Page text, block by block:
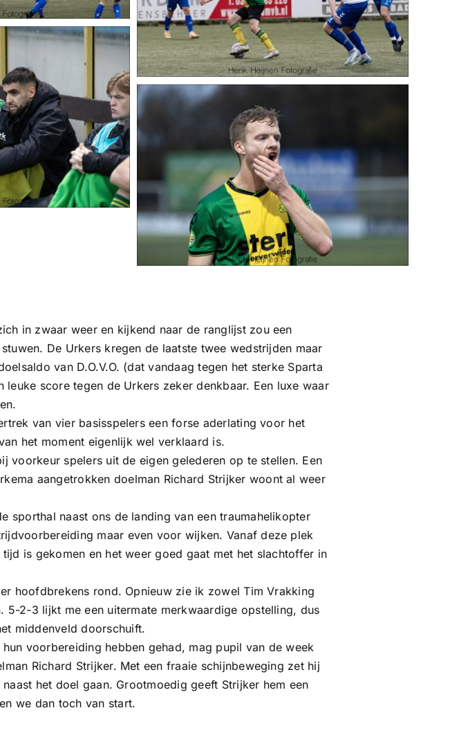
in zwaar weer en kijkend naar de ranglijst zou een
De Urkers kregen de laatste twee wedstrijden maar
van D.O.V.O. (dat vandaag tegen het sterke Sparta
score tegen de Urkers zeker denkbaar. Een luxe waar
van vier basisspelers een forse aderlating voor het
het moment eigenlijk wel verklaard is.
voorkeur spelers uit de eigen gelederen op te stellen. Een
aangetrokken doelman Richard Strijker woont al weer
sporthal naast ons de landing van een traumahelikopter
maar even voor wijken. Vanaf deze plek
is gekomen en het weer goed gaat met het slachtoffer in
hoofdbrekens rond. Opnieuw zie ik zowel Tim Vrakking
5-2-3 lijkt me een uitermate merkwaardige opstelling, dus
middenveld doorschuift.
voorbereiding hebben gehad, mag pupil van de week
Richard Strijker. Met een fraaie schijnbeweging zet hij
het doel gaan. Grootmoedig geeft Strijker hem een
we dan toch van start.